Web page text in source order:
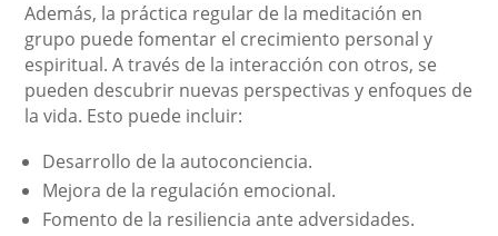
Además, la práctica regular de la meditación en
grupo puede fomentar el crecimiento personal y
espiritual. A través de la interacción con otros, se
pueden descubrir nuevas perspectivas y enfoques de
la vida. Esto puede incluir:
Desarrollo de la autoconciencia.
Mejora de la regulación emocional.
Fomento de la resiliencia ante adversidades.